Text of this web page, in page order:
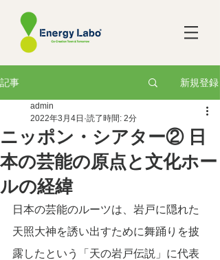
記事 新規登録
ニッポン・シアター② 日
本の芸能の原点と文化ホー
ルの経緯
admin
2022年3月4日 読了時間: 2分
日本の芸能のルーツは、岩戸に隠れた
天照大神を誘い出すために舞踊りを披
露したという「天の岩戸伝説」に代表